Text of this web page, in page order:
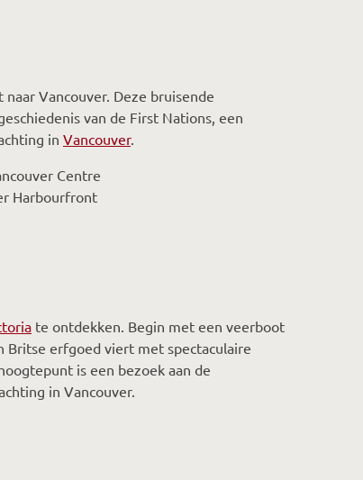
Vancouver. Deze bruisende
van de First Nations, een
in Vancouver.
Centre
Harbourfront
te ontdekken. Begin met een veerboot
Britse erfgoed viert met spectaculaire
is een bezoek aan de
in Vancouver.